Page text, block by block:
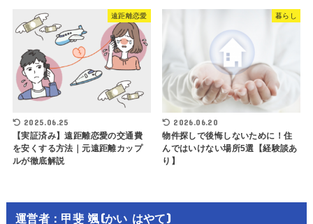
遠距離恋愛
2025.06.25
【実証済み】遠距離恋愛の交通費
を安くする方法｜元遠距離カップ
ルが徹底解説
暮らし
2026.06.20
物件探しで後悔しないために！住
んではいけない場所5選【経験談あ
り】
運営者：甲斐 颯(かい はやて)